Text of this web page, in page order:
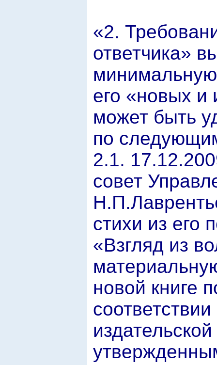
«2.
ответчика»
его «новых и
может быть
по
2.1.
совет
стихи из его
«Взгляд из
новой книге